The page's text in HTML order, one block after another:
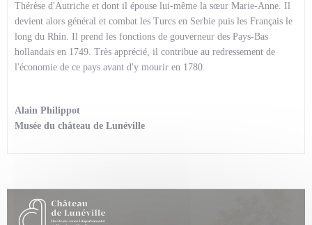
Thérèse d'Autriche et dont il épouse lui-même la sœur Marie-Anne. Il
devient alors général et combat les Turcs en Serbie puis les Français le
long du Rhin. Il prend les fonctions de gouverneur des Pays-Bas
hollandais en 1749. Très apprécié, il contribue au redressement de
l'économie de ce pays avant d'y mourir en 1780.
Alain Philippot
Musée du château de Lunéville